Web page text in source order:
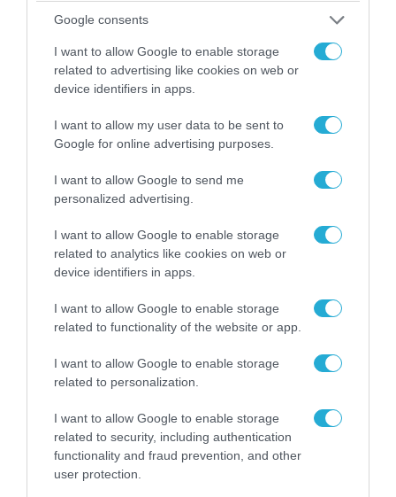
Google consents
I want to allow Google to enable storage
related to advertising like cookies on web or
device identifiers in apps.
I want to allow my user data to be sent to
Google for online advertising purposes.
I want to allow Google to send me
personalized advertising.
I want to allow Google to enable storage
related to analytics like cookies on web or
device identifiers in apps.
I want to allow Google to enable storage
related to functionality of the website or app.
I want to allow Google to enable storage
related to personalization.
I want to allow Google to enable storage
related to security, including authentication
functionality and fraud prevention, and other
user protection.
06.08.2026 | 09:03
«Οι εντελώς αθώοι»: Η ανάρτηση του Αρκά για
τα ζώα που χάθηκαν στις πυρκαγιές της
Αττικής (φωτο)